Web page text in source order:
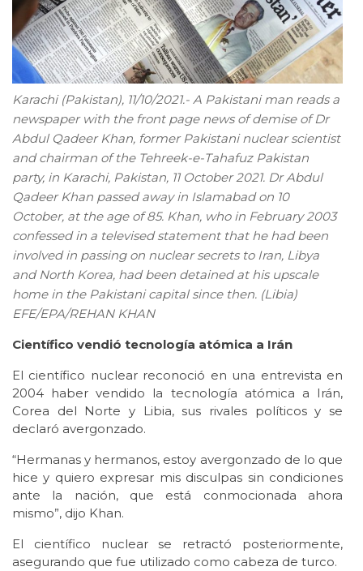
Karachi (Pakistan), 11/10/2021.- A Pakistani man reads a
newspaper with the front page news of demise of Dr
Abdul Qadeer Khan, former Pakistani nuclear scientist
and chairman of the Tehreek-e-Tahafuz Pakistan
party, in Karachi, Pakistan, 11 October 2021. Dr Abdul
Qadeer Khan passed away in Islamabad on 10
October, at the age of 85. Khan, who in February 2003
confessed in a televised statement that he had been
involved in passing on nuclear secrets to Iran, Libya
and North Korea, had been detained at his upscale
home in the Pakistani capital since then. (Libia)
EFE/EPA/REHAN KHAN
Científico vendió tecnología atómica a Irán
El científico nuclear reconoció en una entrevista en
2004 haber vendido la tecnología atómica a Irán,
Corea del Norte y Libia, sus rivales políticos y se
declaró avergonzado.
“Hermanas y hermanos, estoy avergonzado de lo que
hice y quiero expresar mis disculpas sin condiciones
ante la nación, que está conmocionada ahora
mismo”, dijo Khan.
El científico nuclear se retractó posteriormente,
asegurando que fue utilizado como cabeza de turco.